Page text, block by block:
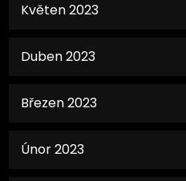
Květen 2023
Duben 2023
Březen 2023
Únor 2023